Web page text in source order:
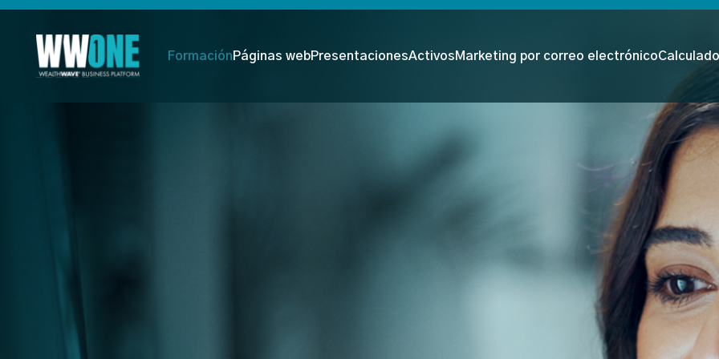
FormaciónPáginas webPresentacionesActivosMarketing por correo electrónico